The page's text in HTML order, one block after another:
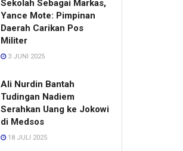
Sekolah Sebagai Markas,
Yance Mote: Pimpinan
Daerah Carikan Pos
Militer
3 JUNI 2025
Ali Nurdin Bantah
Tudingan Nadiem
Serahkan Uang ke Jokowi
di Medsos
18 JULI 2025